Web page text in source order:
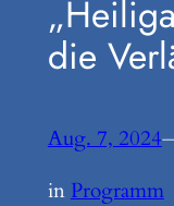
die
Aug. 7, 2024
in Programm